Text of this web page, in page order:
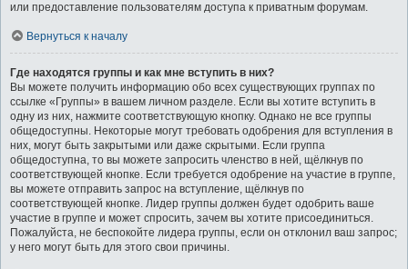
или предоставление пользователям доступа к приватным форумам.
Вернуться к началу
Где находятся группы и как мне вступить в них?
Вы можете получить информацию обо всех существующих группах по
ссылке «Группы» в вашем личном разделе. Если вы хотите вступить в
одну из них, нажмите соответствующую кнопку. Однако не все группы
общедоступны. Некоторые могут требовать одобрения для вступления в
них, могут быть закрытыми или даже скрытыми. Если группа
общедоступна, то вы можете запросить членство в ней, щёлкнув по
соответствующей кнопке. Если требуется одобрение на участие в группе,
вы можете отправить запрос на вступление, щёлкнув по
соответствующей кнопке. Лидер группы должен будет одобрить ваше
участие в группе и может спросить, зачем вы хотите присоединиться.
Пожалуйста, не беспокойте лидера группы, если он отклонил ваш запрос;
у него могут быть для этого свои причины.